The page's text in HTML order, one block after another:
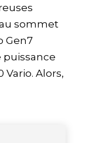
sommet
Gen7
puissance
Vario. Alors,